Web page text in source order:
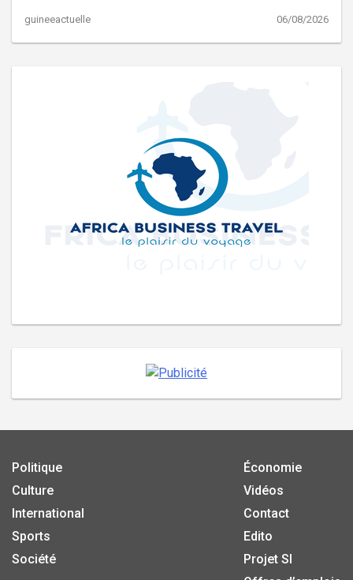
guineeactuelle 06/08/2026
Politique
Culture
International
Sports
Société
Économie
Vidéos
Contact
Edito
Projet SI